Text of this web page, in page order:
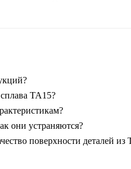
TA15?
они устраняются?
поверхности деталей из